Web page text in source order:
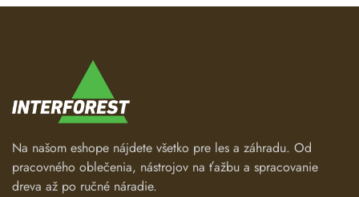
Na našom eshope nájdete všetko pre les a záhradu. Od
pracovného oblečenia, nástrojov na ťažbu a spracovanie
dreva až po ručné náradie.